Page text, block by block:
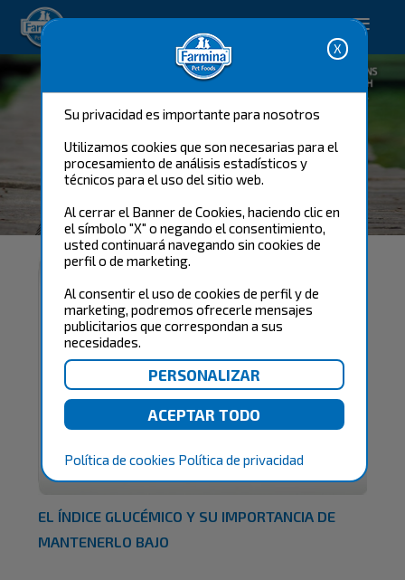
Su privacidad es importante para nosotros
Utilizamos cookies que son necesarias para el
procesamiento de análisis estadísticos y
técnicos para el uso del sitio web.
Al cerrar el Banner de Cookies, haciendo clic en
el símbolo "X" o negando el consentimiento,
usted continuará navegando sin cookies de
perfil o de marketing.
Al consentir el uso de cookies de perfil y de
marketing, podremos ofrecerle mensajes
publicitarios que correspondan a sus
necesidades.
Política de cookies Política de privacidad
Happy pet. Happy you.
GLUCÉMICO?
EL ÍNDICE GLUCÉMICO Y SU IMPORTANCIA DE
MANTENERLO BAJO